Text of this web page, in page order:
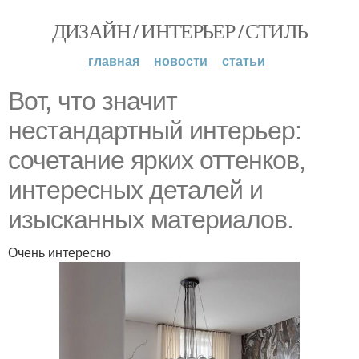
ДИЗАЙН / ИНТЕРЬЕР / СТИЛЬ
главная новости статьи
Вот, что значит
нестандартный интерьер:
сочетание ярких оттенков,
интересных деталей и
изысканных материалов.
Очень интересно